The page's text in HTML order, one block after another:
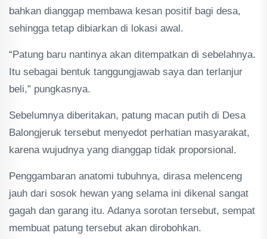
bahkan dianggap membawa kesan positif bagi desa,
sehingga tetap dibiarkan di lokasi awal.
“Patung baru nantinya akan ditempatkan di sebelahnya.
Itu sebagai bentuk tanggungjawab saya dan terlanjur
beli,” pungkasnya.
Sebelumnya diberitakan, patung macan putih di Desa
Balongjeruk tersebut menyedot perhatian masyarakat,
karena wujudnya yang dianggap tidak proporsional.
Penggambaran anatomi tubuhnya, dirasa melenceng
jauh dari sosok hewan yang selama ini dikenal sangat
gagah dan garang itu. Adanya sorotan tersebut, sempat
membuat patung tersebut akan dirobohkan.